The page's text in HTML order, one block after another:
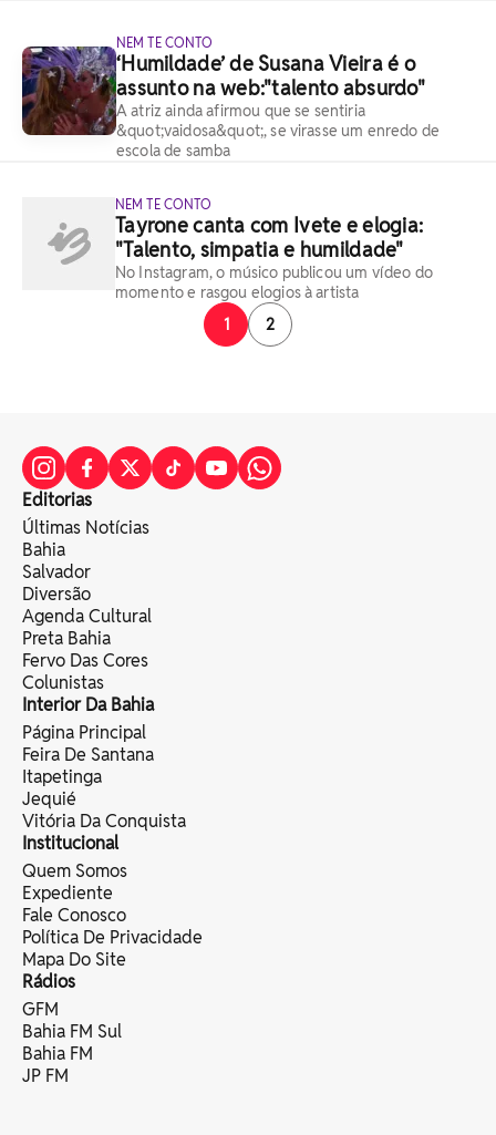
NEM TE CONTO
‘Humildade’ de Susana Vieira é o
assunto na web:"talento absurdo"
A atriz ainda afirmou que se sentiria
&quot;vaidosa&quot;, se virasse um enredo de
escola de samba
NEM TE CONTO
Tayrone canta com Ivete e elogia:
"Talento, simpatia e humildade"
No Instagram, o músico publicou um vídeo do
momento e rasgou elogios à artista
1
2
Editorias
Últimas Notícias
Bahia
Salvador
Diversão
Agenda Cultural
Preta Bahia
Fervo Das Cores
Colunistas
Interior Da Bahia
Página Principal
Feira De Santana
Itapetinga
Jequié
Vitória Da Conquista
Institucional
Quem Somos
Expediente
Fale Conosco
Política De Privacidade
Mapa Do Site
Rádios
GFM
Bahia FM Sul
Bahia FM
JP FM